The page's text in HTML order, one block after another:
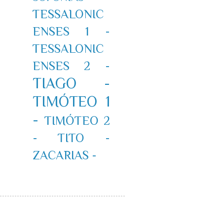
TESSALONIC
ENSES 1 -
TESSALONIC
ENSES 2 -
TIAGO -
TIMÓTEO 1
- TIMÓTEO 2
-
TITO -
ZACARIAS -